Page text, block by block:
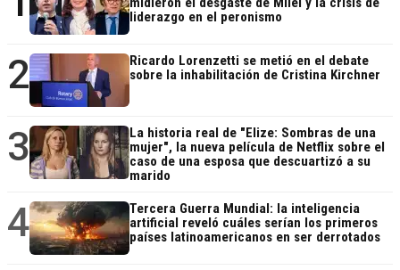
liderazgo en el peronismo
2
Ricardo Lorenzetti se metió en el debate
sobre la inhabilitación de Cristina Kirchner
3
La historia real de "Elize: Sombras de una
mujer", la nueva película de Netflix sobre el
caso de una esposa que descuartizó a su
marido
4
Tercera Guerra Mundial: la inteligencia
artificial reveló cuáles serían los primeros
países latinoamericanos en ser derrotados